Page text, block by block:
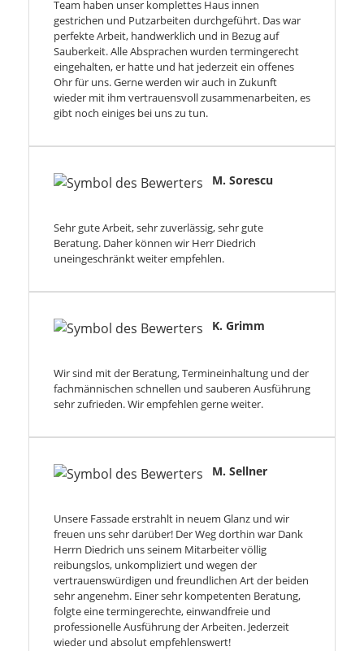
Team haben unser komplettes Haus innen
gestrichen und Putzarbeiten durchgeführt. Das war
perfekte Arbeit, handwerklich und in Bezug auf
Sauberkeit. Alle Absprachen wurden termingerecht
eingehalten, er hatte und hat jederzeit ein offenes
Ohr für uns. Gerne werden wir auch in Zukunft
wieder mit ihm vertrauensvoll zusammenarbeiten, es
gibt noch einiges bei uns zu tun.
M. Sorescu
Sehr gute Arbeit, sehr zuverlässig, sehr gute
Beratung. Daher können wir Herr Diedrich
uneingeschränkt weiter empfehlen.
K. Grimm
Wir sind mit der Beratung, Termineinhaltung und der
fachmännischen schnellen und sauberen Ausführung
sehr zufrieden. Wir empfehlen gerne weiter.
M. Sellner
Unsere Fassade erstrahlt in neuem Glanz und wir
freuen uns sehr darüber! Der Weg dorthin war Dank
Herrn Diedrich uns seinem Mitarbeiter völlig
reibungslos, unkompliziert und wegen der
vertrauenswürdigen und freundlichen Art der beiden
sehr angenehm. Einer sehr kompetenten Beratung,
folgte eine termingerechte, einwandfreie und
professionelle Ausführung der Arbeiten. Jederzeit
wieder und absolut empfehlenswert!